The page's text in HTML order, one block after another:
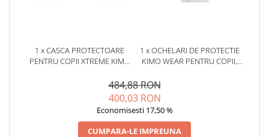
1 x CASCA PROTECTOARE
PENTRU COPII XTREME KIMO
REGLABIL, NEAGRA
1 x OCHELARI DE PROTECTIE
KIMO WEAR PENTRU COPII,
484,88 RON
400,03 RON
Economisesti 17,50 %
CUMPARA-LE IMPREUNA